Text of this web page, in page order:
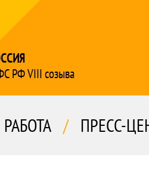
РФ VIII созыва
РАБОТА / ПРЕСС-